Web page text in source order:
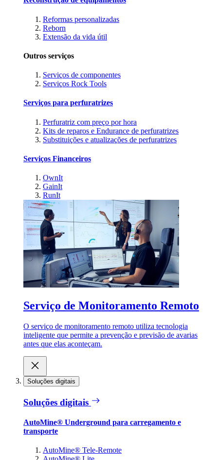
Reformas personalizadas
Reborn
Extensão da vida útil
Outros serviços
Serviços de componentes
Serviços Rock Tools
Serviços para perfuratrizes
Perfuratriz com preço por hora
Kits de reparos e Endurance de perfuratrizes
Substituições e atualizações de perfuratrizes
Serviços Financeiros
OwnIt
GainIt
RunIt
Serviço de Monitoramento Remoto
O serviço de monitoramento remoto utiliza tecnologia
inteligente que permite a prevenção e previsão de avarias
antes que elas aconteçam.
Soluções digitais
Soluções digitais
AutoMine® Underground para carregamento e
transporte
AutoMine® Tele-Remote